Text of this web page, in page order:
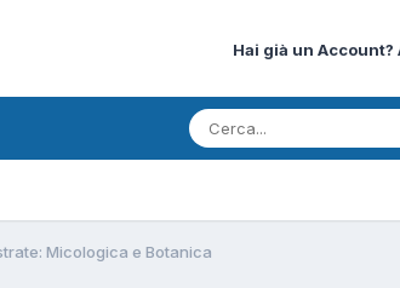
Hai già un Account?
Micologica e Botanica